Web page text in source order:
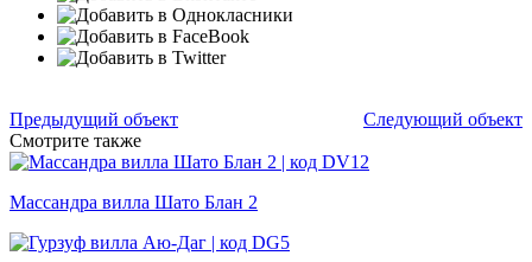
Предыдущий объект
Следующий объект
Смотрите также
Массандра вилла Шато Блан 2